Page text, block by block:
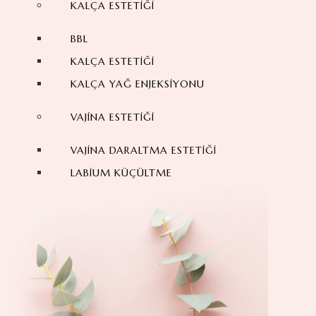
KALÇA ESTETIĞI
BBL
KALÇA ESTETIĞI
KALÇA YAĞ ENJEKSIYONU
VAJINA ESTETIĞI
VAJINA DARALTMA ESTETIĞI
LABIUM KÜÇÜLTME
BURUN ESTETIĞI AMELIYATI
REVIZYON BURUN ESTETIĞI